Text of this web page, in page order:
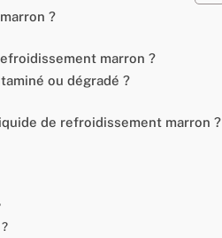
?
marron ?
ou dégradé ?
de refroidissement marron ?